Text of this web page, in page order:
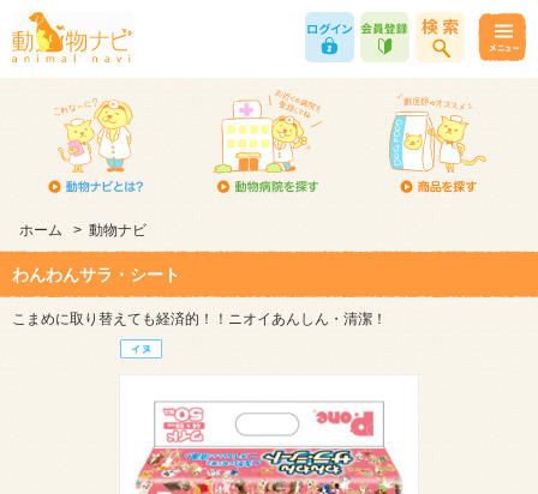
ホーム > 動物ナビ
わんわんサラ・シート
こまめに取り替えても経済的！！ニオイあんしん・清潔！